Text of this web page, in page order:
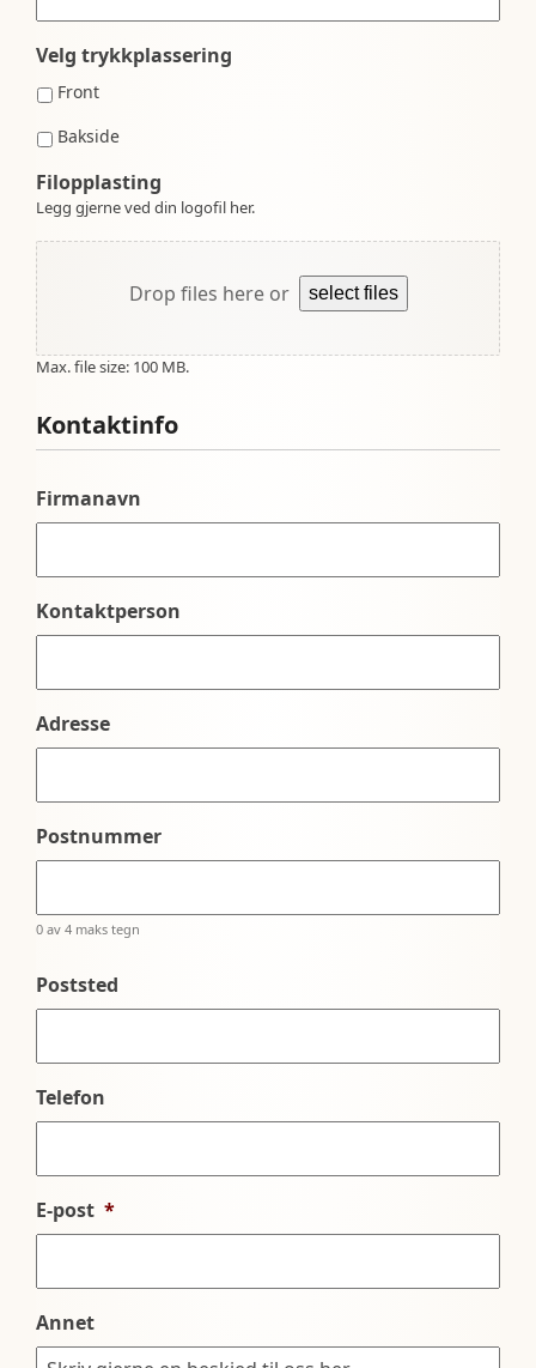
Velg trykkplassering
Front
Bakside
Filopplasting
Legg gjerne ved din logofil her.
Drop files here or select files
Max. file size: 100 MB.
Kontaktinfo
Firmanavn
Kontaktperson
Adresse
Postnummer
0 av 4 maks tegn
Poststed
Telefon
E-post *
Annet